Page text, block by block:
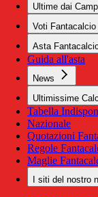
Ultime dai
Voti Fantacalcio
Asta
Guida all'asta
News
Ultimissime
Tabella
Nazionale
Quotazioni
Regole
Maglie
I siti del nostro